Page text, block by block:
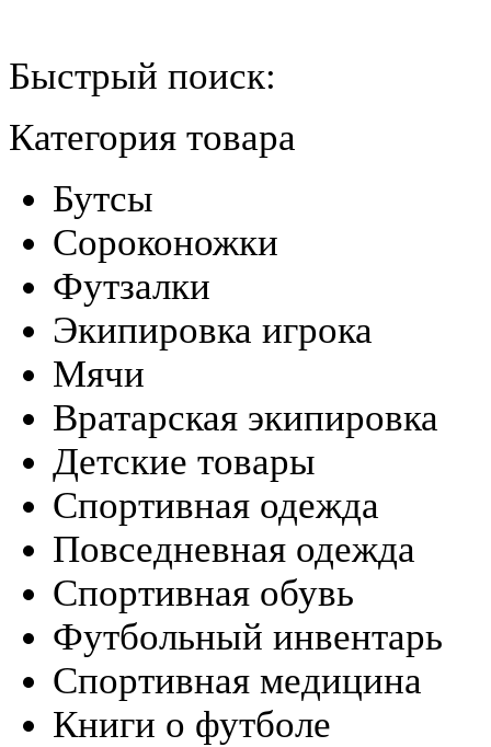
Быстрый поиск:
Категория товара
Бутсы
Сороконожки
Футзалки
Экипировка игрока
Мячи
Вратарская экипировка
Детские товары
Спортивная одежда
Повседневная одежда
Спортивная обувь
Футбольный инвентарь
Спортивная медицина
Книги о футболе